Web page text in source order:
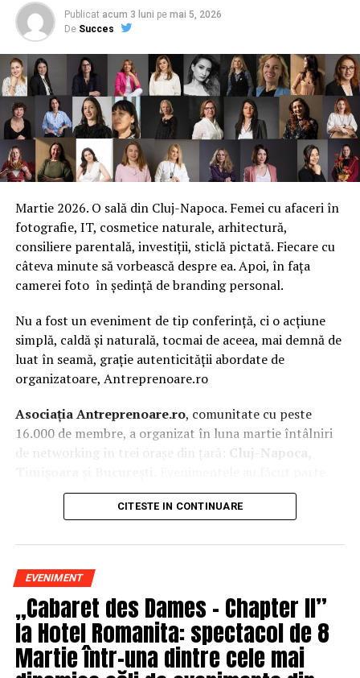
Publicat acum 3 luni pe mai 5, 2026
De Succes
Martie 2026. O sală din Cluj-Napoca. Femei cu afaceri în
fotografie, IT, cosmetice naturale, arhitectură,
consiliere parentală, investiții, sticlă pictată. Fiecare cu
câteva minute să vorbească despre ea. Apoi, în fața
camerei foto în ședință de branding personal.
Nu a fost un eveniment de tip conferință, ci o acțiune
simplă, caldă și naturală, tocmai de aceea, mai demnă de
luat în seamă, grație autenticității abordate de
organizatoare, Antreprenoare.ro
Asociația Antreprenoare.ro, comunitate cu peste
16.000 de membre, a organizat în luna martie întâlniri
de networking în trei orașe din țară:
Cluj-Napoca,
campania națională„Aleg să fiu vizibilă„, o
inițiativă care combină sesiuni de fotografie de brand
prezentă, cu numele tău și cu afacerea ta, în spațiul
public.
La Cluj-Napoca, sesiunile foto au fost susținute de doi
fotografi profesioniști:Valentina Mihalache
(lightsun.ro) șiDeni Sîrb(DA Studio). Valentina a venit
cu 18 ani de carieră în vânzări în spate și o tranziție
CITESTE IN CONTINUARE
EVENIMENT
„Cabaret des Dames – Chapter II”
la Hotel Romanita: spectacol de 8
Martie într-una dintre cele mai